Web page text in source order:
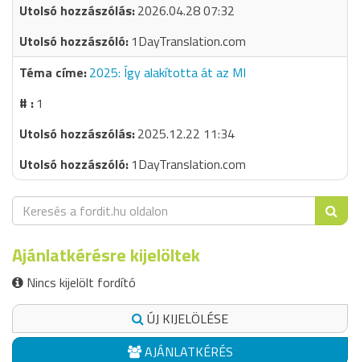
2026.04.28 07:32
1DayTranslation.com
2025: Így alakította át az MI
1
2025.12.22 11:34
1DayTranslation.com
Ajánlatkérésre kijelöltek
Nincs kijelölt fordító
ÚJ KIJELÖLÉSE
AJÁNLATKÉRÉS